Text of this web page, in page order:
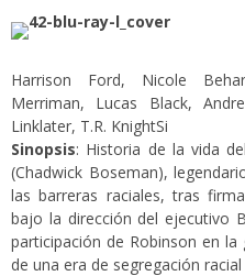
Harrison Ford, Nicole
Merriman, Lucas Black,
Linklater, T.R. KnightSi
Sinopsis: Historia de la vida
(Chadwick Boseman),
las barreras raciales, tras
bajo la dirección del ejecutivo
participación de Robinson en
de una era de segregación